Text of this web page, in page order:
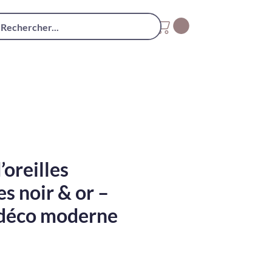
noir & or –
moderne